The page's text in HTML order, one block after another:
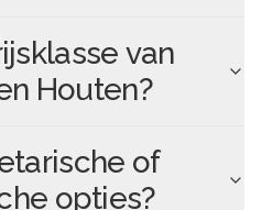
van
Houten?
of
opties?